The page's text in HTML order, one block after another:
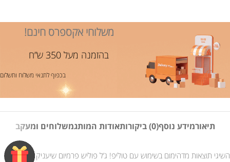
משלוחי אקספרס חינם!
בהזמנה מעל 350 ש”ח
בכפוף לתנאי משלוח ותשלום
תיאורמידע נוסף(0) ביקורות אודות המותגמשלוחים ומעקב
השיגי תוצאות מדהימום בשימוש עם טוליפ! ג’ל פוליש פרמיום שיעניק לציפורניים